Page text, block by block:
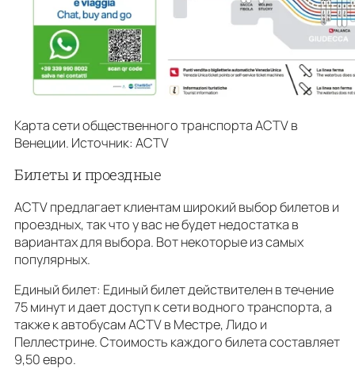
Карта сети общественного транспорта ACTV в
Венеции. Источник: ACTV
Билеты и проездные
ACTV предлагает клиентам широкий выбор билетов и
проездных, так что у вас не будет недостатка в
вариантах для выбора. Вот некоторые из самых
популярных.
Единый билет: Единый билет действителен в течение
75 минут и дает доступ к сети водного транспорта, а
также к автобусам ACTV в Местре, Лидо и
Пеллестрине. Стоимость каждого билета составляет
9,50 евро.